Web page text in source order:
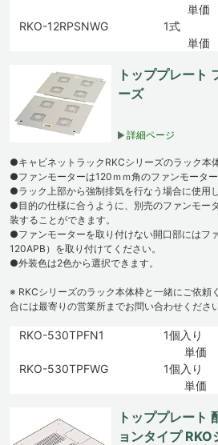
単価
RKO-12RPSNWG
1式
単価
トッププレート
ーズ
詳細ページ
●キャビネットラックRKCシリーズのラック本
●ファンモーターは120ｍｍ角のファンモーター
●ラック上部から強制排気を行なう場合に使用し
●目的の仕様に合うように、別売のファンモー
装することができます。
●ファンモーターを取り付けない開口部にはフ
120APB）を取り付けてください。
●外装色は2色から選択できます。
※ RKCシリーズのラック本体枠と一緒にご依頼
合には最寄りの営業所までお問い合わせください
RKO-530TPFN1
1個入り
単価
RKO-530TPFWG
1個入り
単価
トッププレート
ョンタイプ RKO